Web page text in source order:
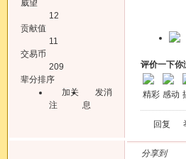
威望
12
贡献值
11
交易币
209
辈分排序
加关
注
发消
息
评价一下你
精彩 感动
回复
分享到